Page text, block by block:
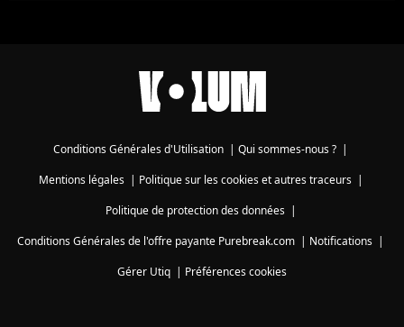
Conditions Générales d'Utilisation | Qui sommes-nous ? |
Mentions légales| Politique sur les cookies et autres traceurs|
Politique de protection des données|
Conditions Générales de l'offre payante Purebreak.com | Notifications |
Gérer Utiq | Préférences cookies